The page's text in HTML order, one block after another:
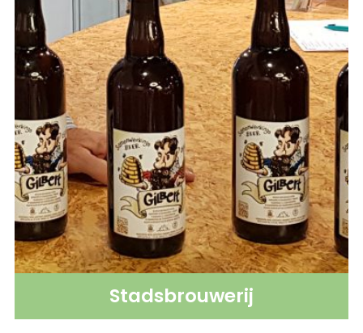
Stadsbrouwerij